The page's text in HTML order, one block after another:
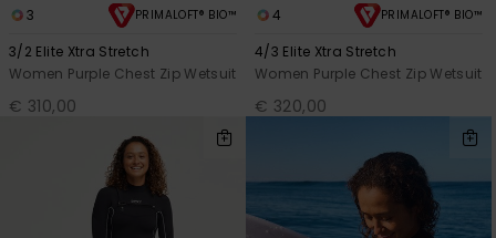
3 PRIMALOFT® BIO™
3/2 Elite Xtra Stretch
Women Purple Chest Zip Wetsuit
€ 310,00
4 PRIMALOFT® BIO™
4/3 Elite Xtra Stretch
Women Purple Chest Zip Wetsuit
€ 320,00